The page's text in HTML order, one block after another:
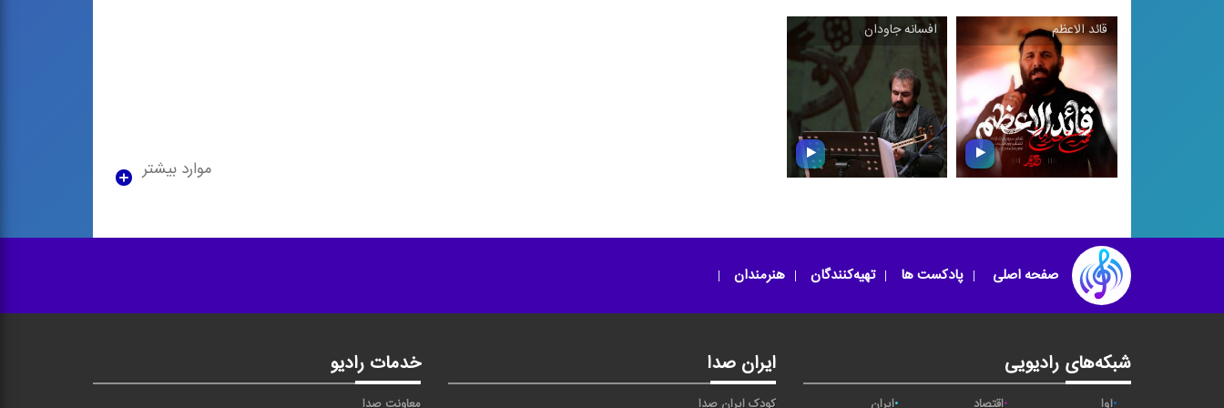
قائد الاعظم\
قائد الاعظم
افسانه جاودان\
افسانه جاودان
موارد بیشتر
صفحه اصلی پادکست ها تهیه‌کنندگان هنرمندان
شبکه‌های رادیویی ایران صدا خدمات رادیو